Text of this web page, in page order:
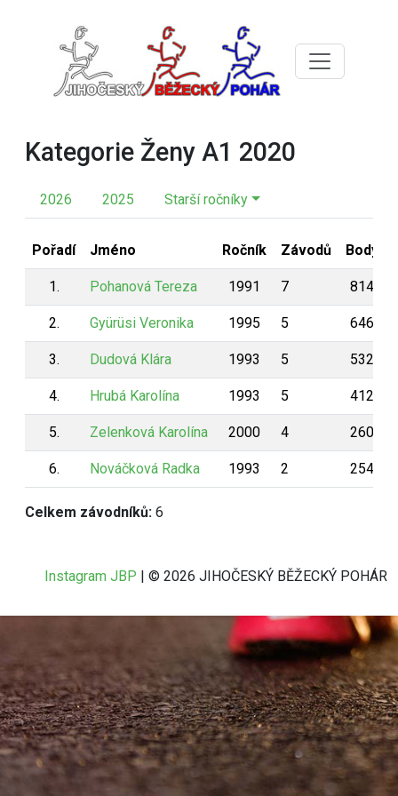
Kategorie Ženy A1 2020
2026 2025 Starší ročníky
Pořadí Jméno Ročník Závodů Body
1. Pohanová Tereza 1991 7 814
2. Gyürüsi Veronika 1995 5 646
3. Dudová Klára 1993 5 532
4. Hrubá Karolína 1993 5 412
5. Zelenková Karolína 2000 4 260
6. Nováčková Radka 1993 2 254
Celkem závodníků: 6
Instagram JBP | © 2026 JIHOČESKÝ BĚŽECKÝ POHÁR